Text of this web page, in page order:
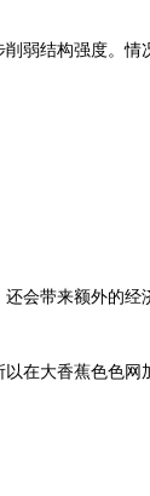
弱结构强度。情
带来额外的经
在大香蕉色色